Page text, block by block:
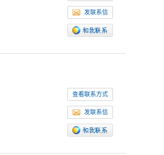
发联系信
查看联系方式
发联系信